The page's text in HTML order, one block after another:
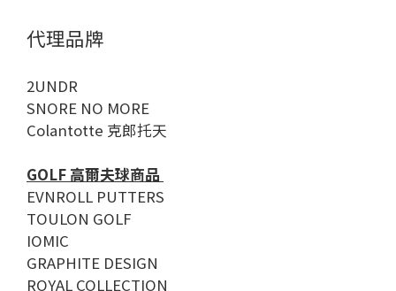
代理品牌
2UNDR
SNORE NO MORE
Colantotte 克郎托天
GOLF 高爾夫球商品
EVNROLL PUTTERS
TOULON GOLF
IOMIC
GRAPHITE DESIGN
ROYAL COLLECTION